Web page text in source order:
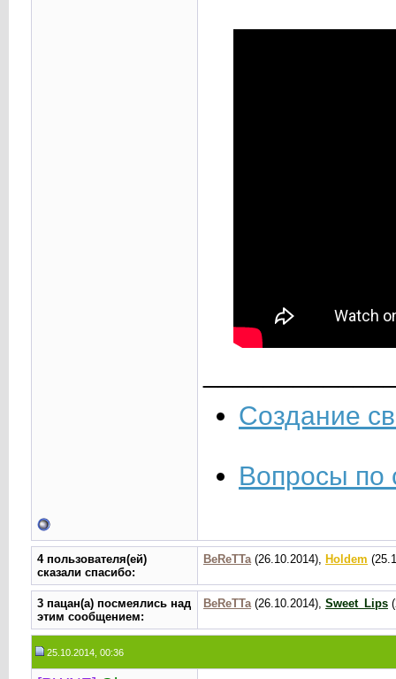
Создание
Вопросы по
4 пользователя(ей)
сказали cпасибо:
BeReTTa(26.10.2014), Holdem
3 пацан(а) посмеялись над
этим сообщением:
BeReTTa(26.10.2014), Sweet_Lips
25.10.2014, 00:36